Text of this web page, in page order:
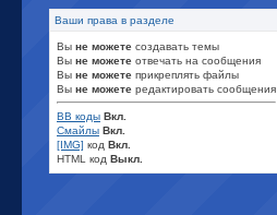
Ваши права в разделе
Вы не можете создавать темы
Вы не можете отвечать на сообщения
Вы не можете прикреплять файлы
Вы не можете редактировать сообщения
BB коды Вкл.
Смайлы Вкл.
[IMG] код Вкл.
HTML код Выкл.